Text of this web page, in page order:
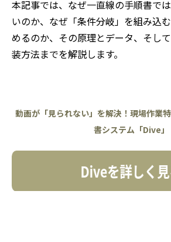
本記事では、なぜ一直線の手順書で
いのか、なぜ「条件分岐」を組み込
めるのか、その原理とデータ、そし
装方法までを解説します。
動画が「見られない」を解決！現場作業
書システム「Dive」